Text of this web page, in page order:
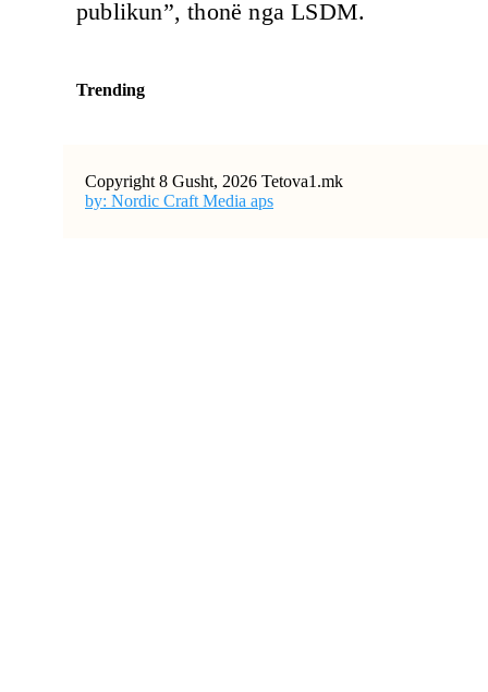
publikun”, thonë nga LSDM.
Trending
Copyright 8 Gusht, 2026 Tetova1.mk
by: Nordic Craft Media aps